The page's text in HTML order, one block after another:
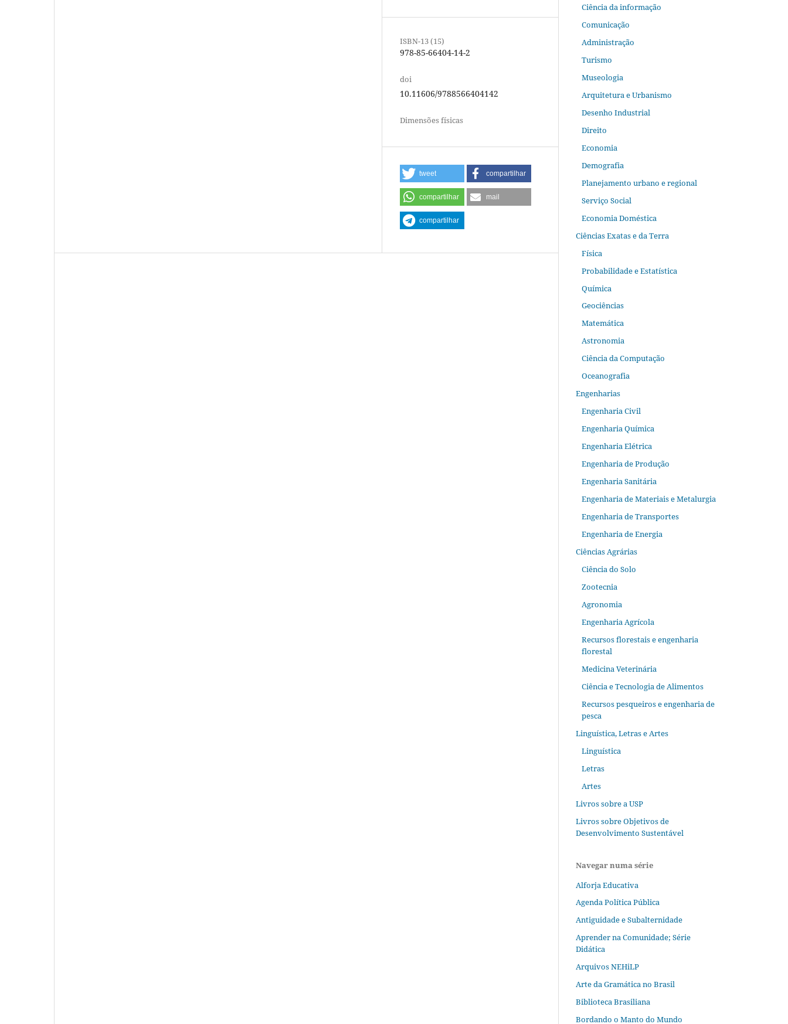
ISBN-13 (15)
978-85-66404-14-2
doi
10.11606/9788566404142
Dimensões físicas
tweet compartilhar
compartilhar mail
compartilhar
Ciência da informação
Comunicação
Administração
Turismo
Museologia
Arquitetura e Urbanismo
Desenho Industrial
Direito
Economia
Demografia
Planejamento urbano e regional
Serviço Social
Economia Doméstica
Ciências Exatas e da Terra
Física
Probabilidade e Estatística
Química
Geociências
Matemática
Astronomia
Ciência da Computação
Oceanografia
Engenharias
Engenharia Civil
Engenharia Química
Engenharia Elétrica
Engenharia de Produção
Engenharia Sanitária
Engenharia de Materiais e Metalurgia
Engenharia de Transportes
Engenharia de Energia
Ciências Agrárias
Ciência do Solo
Zootecnia
Agronomia
Engenharia Agrícola
Recursos florestais e engenharia
florestal
Medicina Veterinária
Ciência e Tecnologia de Alimentos
Recursos pesqueiros e engenharia de
pesca
Linguística, Letras e Artes
Linguística
Letras
Artes
Livros sobre a USP
Livros sobre Objetivos de
Desenvolvimento Sustentável
Navegar numa série
Alforja Educativa
Agenda Política Pública
Antiguidade e Subalternidade
Aprender na Comunidade; Série
Didática
Arquivos NEHiLP
Arte da Gramática no Brasil
Biblioteca Brasiliana
Bordando o Manto do Mundo